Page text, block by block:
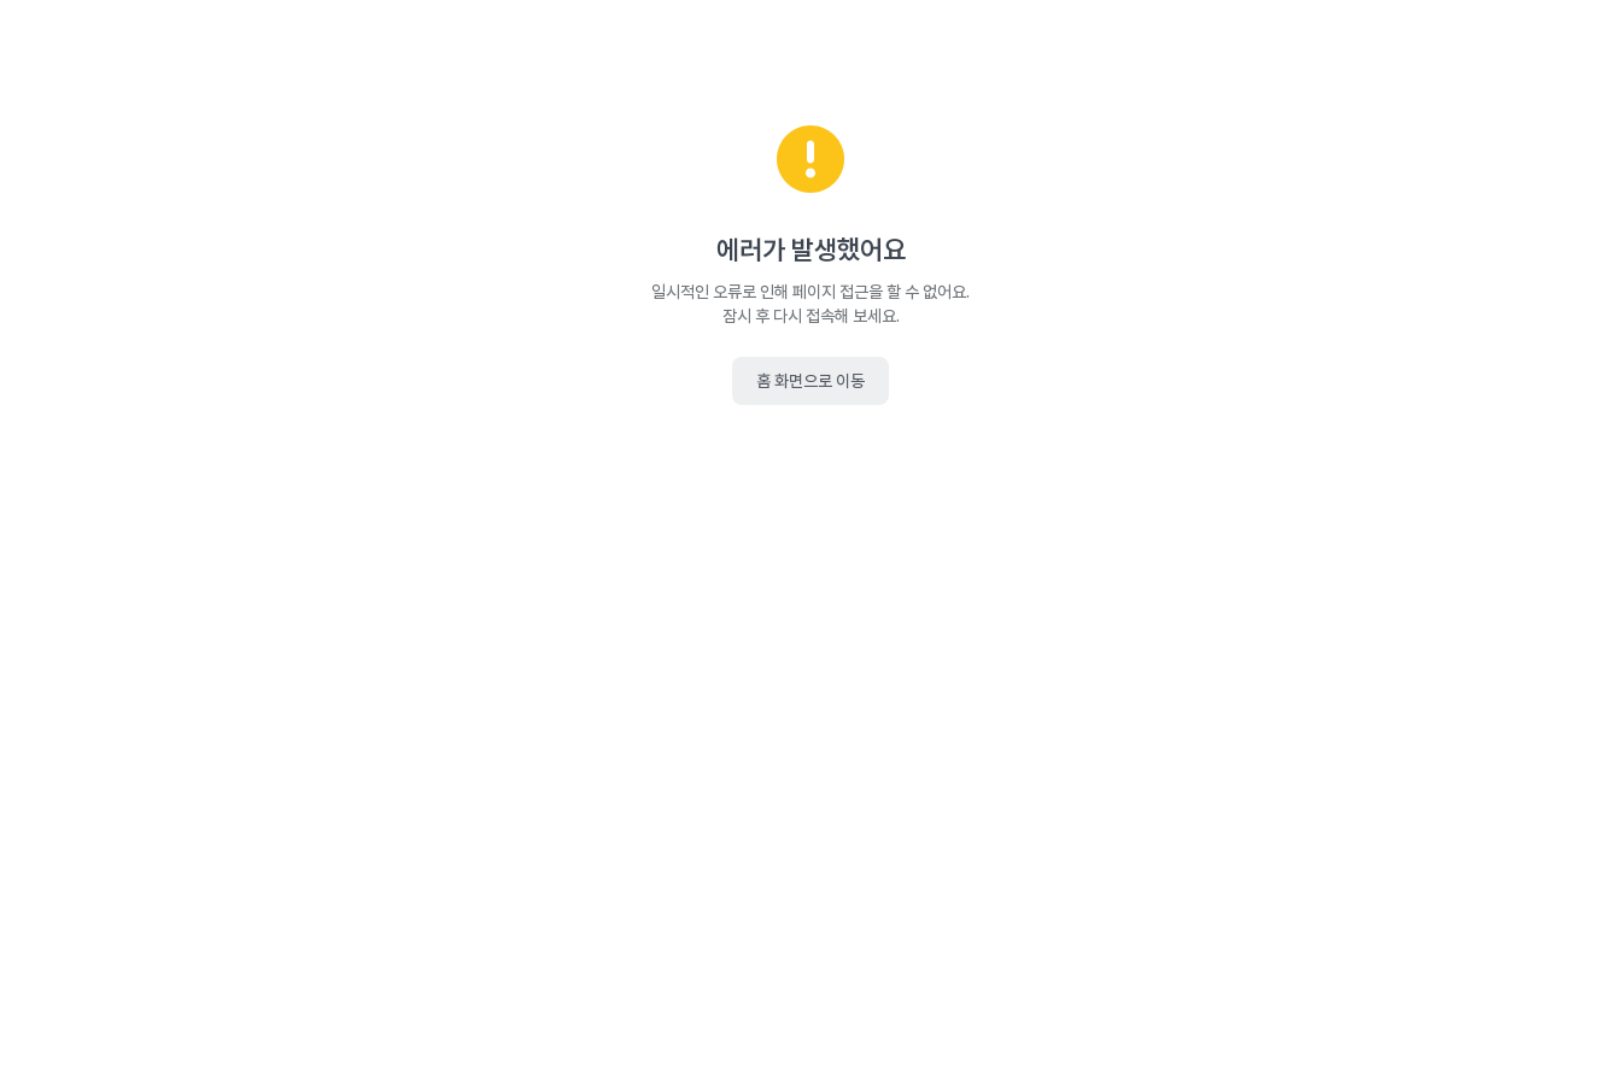
에러가 발생했어요
일시적인 오류로 인해 페이지 접근을 할 수 없어요.
잠시 후 다시 접속해 보세요.
홈 화면으로 이동